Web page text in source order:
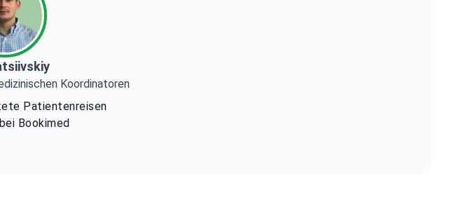
Koordinatoren
Patientenreisen
Bookimed